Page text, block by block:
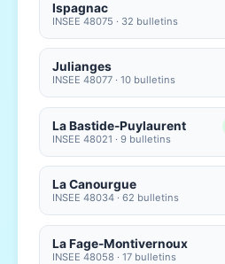
Ispagnac
INSEE 48075 · 32 bulletins
Julianges
INSEE 48077 · 10 bulletins
La Bastide-Puylaurent
INSEE 48021 · 9 bulletins
La Canourgue
INSEE 48034 · 62 bulletins
La Fage-Montivernoux
INSEE 48058 · 17 bulletins